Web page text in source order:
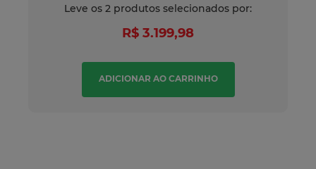
Leve os 2 produtos selecionados por:
R$ 3.199,98
ADICIONAR AO CARRINHO